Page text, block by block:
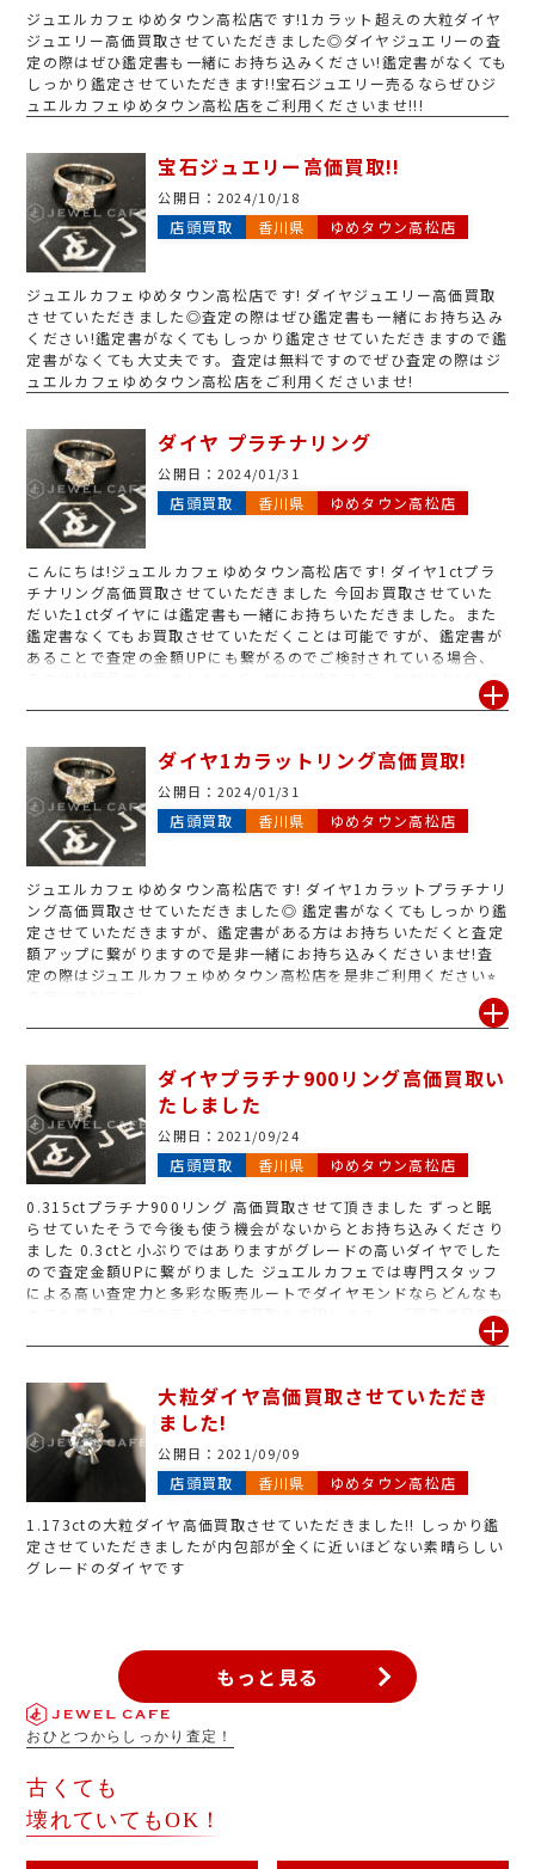
ジュエルカフェゆめタウン高松店です!1カラット超えの大粒ダイヤ
ジュエリー高価買取させていただきました◎ダイヤジュエリーの査
定の際はぜひ鑑定書も一緒にお持ち込みください!鑑定書がなくても
しっかり鑑定させていただきます!!宝石ジュエリー売るならぜひジ
ュエルカフェゆめタウン高松店をご利用くださいませ!!!
宝石ジュエリー高価買取!!
公開日： 2024/10/18
店頭買取 香川県 ゆめタウン高松店
ジュエルカフェゆめタウン高松店です! ダイヤジュエリー高価買取
させていただきました◎査定の際はぜひ鑑定書も一緒にお持ち込み
ください!鑑定書がなくてもしっかり鑑定させていただきますので鑑
定書がなくても大丈夫です。査定は無料ですのでぜひ査定の際はジ
ュエルカフェゆめタウン高松店をご利用くださいませ!
ダイヤ プラチナリング
公開日： 2024/01/31
店頭買取 香川県 ゆめタウン高松店
こんにちは!ジュエルカフェゆめタウン高松店です! ダイヤ1ctプラ
チナリング高価買取させていただきました 今回お買取させていた
だいた1ctダイヤには鑑定書も一緒にお持ちいただきました。また
鑑定書なくてもお買取させていただくことは可能ですが、鑑定書が
あることで査定の金額UPにも繋がるのでご検討されている場合、
その他付属品ございましたらご一緒にお持ち込みいただければと思
います。 ジュエリー売るなら是非ジュエルカフェゆめタウン高松店
ダイヤ1カラットリング高価買取!
公開日： 2024/01/31
店頭買取 香川県 ゆめタウン高松店
ジュエルカフェゆめタウン高松店です! ダイヤ1カラットプラチナリ
ング高価買取させていただきました◎ 鑑定書がなくてもしっかり鑑
定させていただきますが、鑑定書がある方はお持ちいただくと査定
額アップに繋がりますので是非一緒にお持ち込みくださいませ!査
定の際はジュエルカフェゆめタウン高松店を是非ご利用ください⭐︎
ダイヤプラチナ900リング高価買取い
たしました
公開日： 2021/09/24
店頭買取 香川県 ゆめタウン高松店
0.315ctプラチナ900リング 高価買取させて頂きました ずっと眠
らせていたそうで今後も使う機会がないからとお持ち込みくださり
ました 0.3ctと小ぶりではありますがグレードの高いダイヤでした
ので査定金額UPに繋がりました ジュエルカフェでは専門スタッフ
による高い査定力と多彩な販売ルートでダイヤモンドならどんなも
のでも業界トップクラスの高価買取を実現します。 「買取満足度第
大粒ダイヤ高価買取させていただき
ました!
公開日： 2021/09/09
店頭買取 香川県 ゆめタウン高松店
1.173ctの大粒ダイヤ高価買取させていただきました!! しっかり鑑
定させていただきましたが内包部が全くに近いほどない素晴らしい
グレードのダイヤです
もっと見る
おひとつからしっかり査定！
古くても
壊れていてもOK！